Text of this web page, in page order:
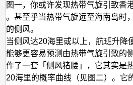
图一，你或许发现热带气旋引致香
。甚至乎当热带气旋远至海南岛时
的侧风。
当侧风达20海里或以上，航班升降
能够更容易预测由热带气旋引致的
作了一套「侧风猪腰」，它其实是
20海里的概率曲线（见图二）。它